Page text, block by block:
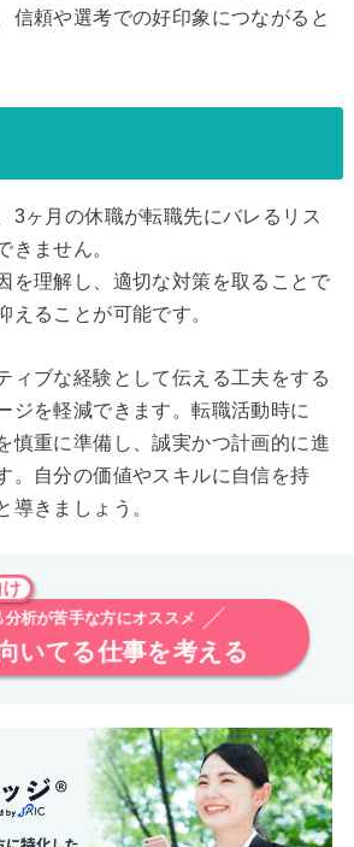
信頼や選考での好印象につながると
3ヶ月の休職が転職先にバレるリス
きません。
を理解し、適切な対策を取ることで
えることが可能です。
ィブな経験として伝える工夫をする
ジを軽減できます。転職活動時に
慎重に準備し、誠実かつ計画的に進
。自分の価値やスキルに自信を持
導きましょう。
分析が苦手な方にオススメ
いてる仕事を考える